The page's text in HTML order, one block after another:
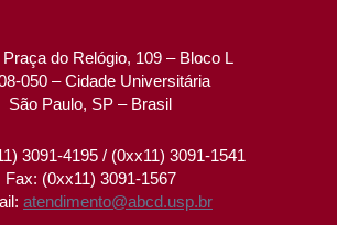
Praça do Relógio, 109 – Bloco L
050 – Cidade Universitária
São Paulo, SP – Brasil
3091-4195 / (0xx11) 3091-1541
Fax: (0xx11) 3091-1567
atendimento@abcd.usp.br